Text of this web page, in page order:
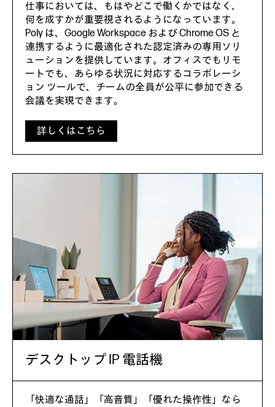
仕事においては、もはやどこで働くかではなく、
何を成すかが重要視されるようになっています。
Poly は、Google Workspace および Chrome OS と
連携するように最適化された認定済みの専用ソリ
ューションを提供しています。オフィスでもリモ
ートでも、あらゆる状況に対応するコラボレーシ
ョン ツールで、チームの全員が公平に参加できる
会議を実現できます。
詳しくはこちら
デスクトップ IP 電話機
「快適な通話」「高音質」「優れた操作性」なら